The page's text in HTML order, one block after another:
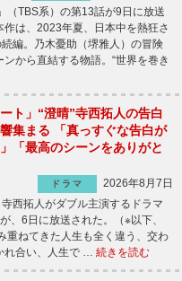
（TBS系）の第13話が9日に放送
は、2023年夏、日本中を熱狂さ
編。乃木憂助（堺雅人）の冒険
から直結する物語。“世界を巻き
ート」“澄晴”寺西拓人の告白
集まる 「真っすぐな告白が
「最高のシーンをありがと
ドラマ
2026年8月7日
西拓人がダブル主演するドラマ
、6日に放送された。（※以下、
ねてきた人生も全く違う、交わ
れ合い、人生で … 続きを読む